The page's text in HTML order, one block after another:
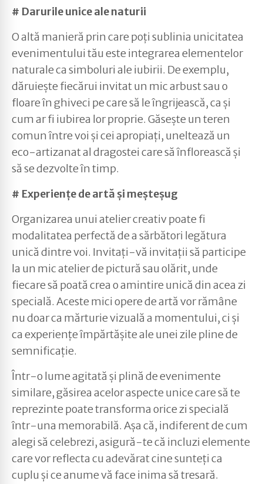
# Darurile unice ale naturii
O altă manieră prin care poți sublinia unicitatea
evenimentului tău este integrarea elementelor
naturale ca simboluri ale iubirii. De exemplu,
dăruiește fiecărui invitat un mic arbust sau o
floare în ghiveci pe care să le îngrijească, ca și
cum ar fi iubirea lor proprie. Găsește un teren
comun între voi și cei apropiați, uneltează un
eco-artizanat al dragostei care să înflorească și
să se dezvolte în timp.
# Experiențe de artă și meșteșug
Organizarea unui atelier creativ poate fi
modalitatea perfectă de a sărbători legătura
unică dintre voi. Invitați-vă invitații să participe
la un mic atelier de pictură sau olărit, unde
fiecare să poată crea o amintire unică din acea zi
specială. Aceste mici opere de artă vor rămâne
nu doar ca mărturie vizuală a momentului, ci și
ca experiențe împărtășite ale unei zile pline de
semnificație.
Într-o lume agitată și plină de evenimente
similare, găsirea acelor aspecte unice care să te
reprezinte poate transforma orice zi specială
într-una memorabilă. Așa că, indiferent de cum
alegi să celebrezi, asigură-te că incluzi elemente
care vor reflecta cu adevărat cine sunteți ca
cuplu și ce anume vă face inima să tresară.